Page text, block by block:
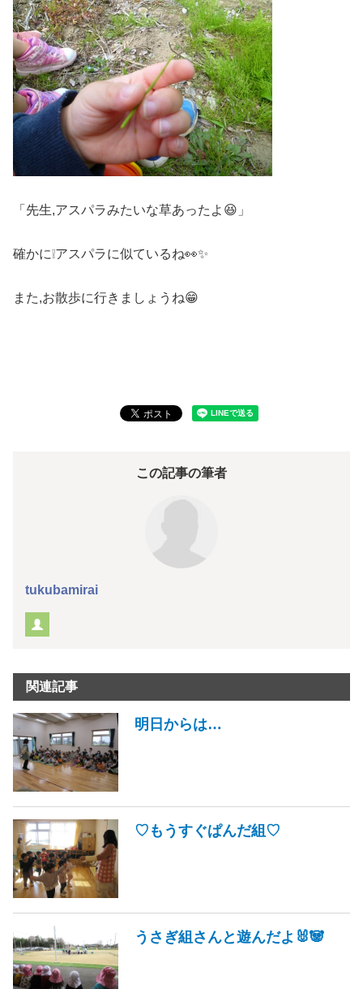
「先生,アスパラみたいな草あったよ😆」
確かに❕アスパラに似ているね👀✨
また,お散歩に行きましょうね😁
この記事の筆者
tukubamirai
関連記事
明日からは…
♡もうすぐぱんだ組♡
うさぎ組さんと遊んだよ🐰🐼